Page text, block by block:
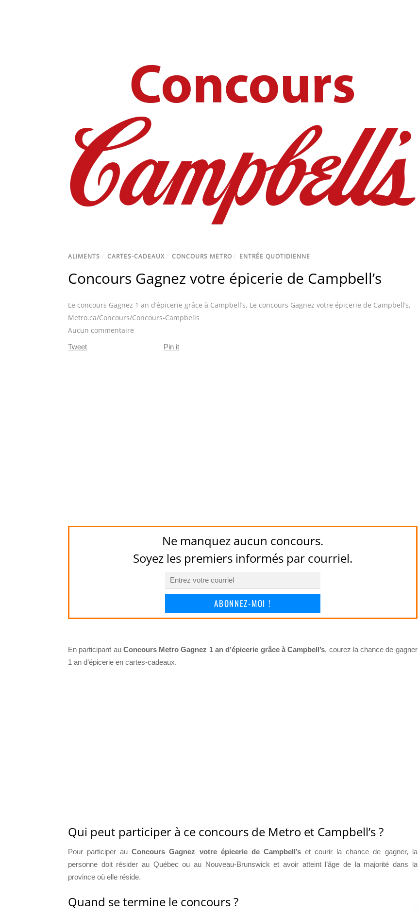
ALIMENTS / CARTES-CADEAUX/ CONCOURS METRO / ENTRÉE QUOTIDIENNE
Concours Gagnez votre épicerie de Campbell’s
Le concours Gagnez 1 an d’épicerie grâce à Campbell’s, Le concours Gagnez votre épicerie de Campbell’s,
Metro.ca/Concours/Concours-Campbells
Aucun commentaire
Tweet Pin it
Ne manquez aucun concours.
Soyez les premiers informés par courriel.
ABONNEZ-MOI !
En participant au Concours Metro Gagnez 1 an d’épicerie grâce à Campbell’s, courez la chance de gagner
1 an d’épicerie en cartes-cadeaux.
Qui peut participer à ce concours de Metro et Campbell’s ?
Pour participer auConcours Gagnez votre épicerie de Campbell’set courir la chance de gagner, la
personne doit résider au Québec ou au Nouveau-Brunswick et avoir atteint l’âge de la majorité dans la
province où elle réside.
Quand se termine le concours ?